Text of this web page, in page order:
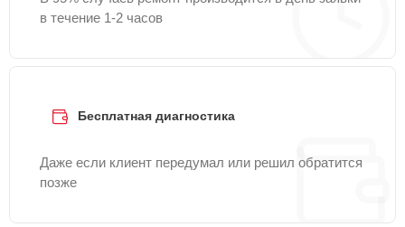
в течение 1-2 часов
Бесплатная диагностика
Даже если клиент передумал или решил обратится
позже